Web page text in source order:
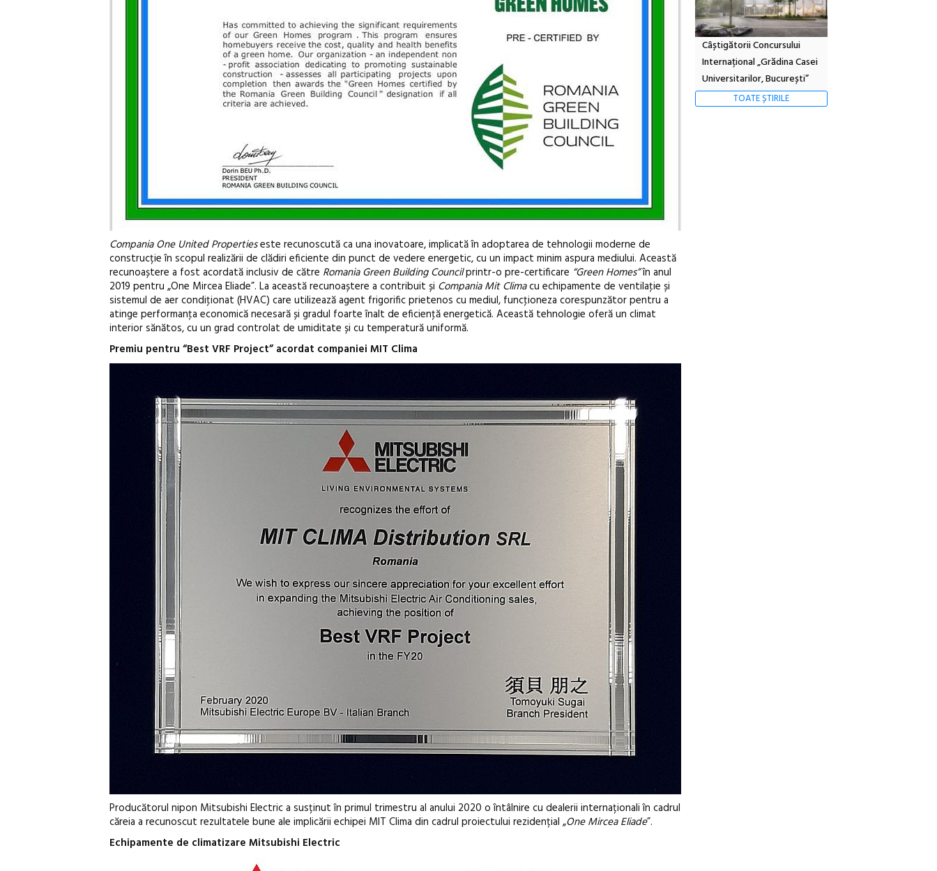
Compania One United Propertieseste recunoscută ca una inovatoare, implicată în adoptarea de tehnologii moderne de
construcție în scopul realizării de clădiri eficiente din punct de vedere energetic, cu un impact minim aspura mediului. Această
recunoaștere a fost acordată inclusiv de către Romania Green Building Councilprintr-o pre-certificare “Green Homes”în anul
2019 pentru „One Mircea Eliade”. La această recunoaștere a contribuit și Compania Mit Climacu echipamente de ventilaţie și
sistemul de aer condiţionat (HVAC) care utilizează agent frigorific prietenos cu mediul, funcţioneza corespunzător pentru a
atinge performanţa economică necesară și gradul foarte înalt de eficienţă energetică. Această tehnologie oferă un climat
interior sănătos, cu un grad controlat de umiditate și cu temperatură uniformă.
Premiu pentru “Best VRF Project” acordat companiei MIT Clima
Producătorul nipon Mitsubishi Electric a susținut în primul trimestru al anului 2020 o întâlnire cu dealerii internaționali în cadrul
căreia a recunoscut rezultatele bune ale implicării echipei MIT Clima din cadrul proiectului rezidențial „One Mircea Eliade”.
Echipamente de climatizare Mitsubishi Electric
Câștigătorii Concursului
Internațional „Grădina Casei
Universitarilor, București”
TOATE ȘTIRILE